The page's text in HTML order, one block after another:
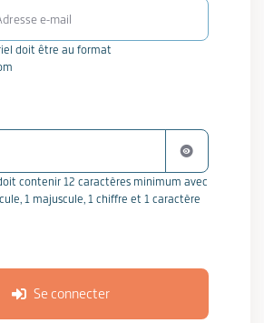
doit être au format
Afficher le mot
contenir 12 caractères minimum avec
1 majuscule, 1 chiffre et 1 caractère
Se connecter